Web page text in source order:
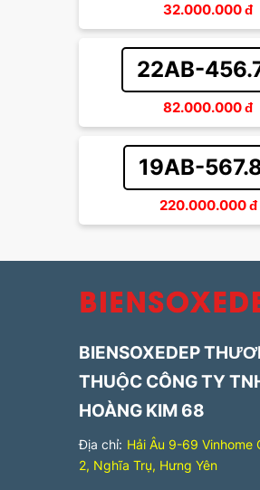
32.000.000đ
22AB-
82.000.000đ
19AB-
220.000.000đ
BIENSOXEDEP
THUỘC CÔNG TY
HOÀNG KIM 68
Địa chỉ: Hải Âu 9-69 Vinhome
2, Nghĩa Trụ, Hưng Yên